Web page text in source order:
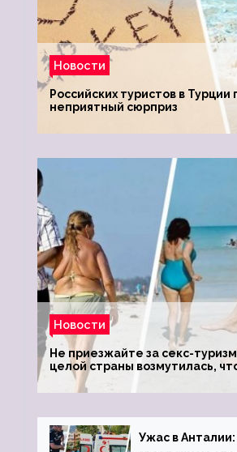
Новости
Российских туристов в
неприятный сюрприз
Новости
Не приезжайте за секс-
целой страны возмутилась,
туристки массово едут к ним,
обзавестись молодыми
Ужас в Анталии: